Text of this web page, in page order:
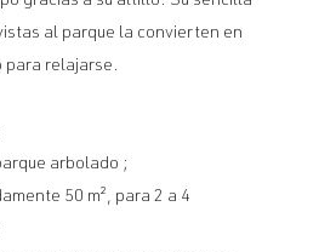
al parque la convierten en
para relajarse.
arbolado ;
50 m², para 2 a 4